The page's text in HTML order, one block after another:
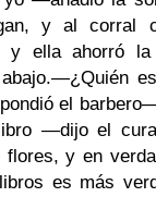
y al corral
y ella ahorró
—¿Quién
el
—dijo el
flores, y en
es más